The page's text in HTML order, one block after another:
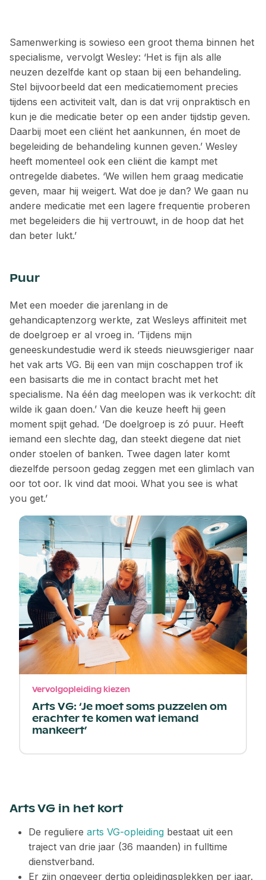
Samenwerking is sowieso een groot thema ­binnen het
specialisme, vervolgt Wesley: ‘Het is fijn als alle
neuzen dezelfde kant op staan bij een behandeling.
Stel bijvoorbeeld dat een medicatie­moment precies
tijdens een activiteit valt, dan is dat vrij onpraktisch en
kun je die medicatie beter op een ander tijdstip geven.
Daarbij moet een cliënt het aankunnen, én moet de
begeleiding de behandeling kunnen geven.’ Wesley
heeft momenteel ook een cliënt die kampt met
ontregelde diabetes. ‘We willen hem graag medicatie
geven, maar hij weigert. Wat doe je dan? We gaan nu
andere medicatie met een lagere frequentie proberen
met ­begeleiders die hij vertrouwt, in de hoop dat het
dan beter lukt.’
Puur
Met een moeder die jarenlang in de
gehandicaptenzorg werkte, zat Wesleys affiniteit met
de doelgroep er al vroeg in. ‘Tijdens mijn
geneeskundestudie werd ik steeds nieuws­gieriger naar
het vak arts VG. Bij een van mijn coschappen trof ik
een basisarts die me in contact bracht met het
specialisme. Na één dag meelopen was ik verkocht: dít
wilde ik gaan doen.’ Van die keuze heeft hij geen
moment spijt gehad. ‘De doelgroep is zó puur. Heeft
iemand een slechte dag, dan steekt ­diegene dat niet
onder stoelen of banken. Twee dagen later komt
diezelfde persoon gedag zeggen met een glimlach van
oor tot oor. Ik vind dat mooi. What you see is what
you get.’
Vervolgopleiding kiezen
Arts VG: ‘Je moet soms puzzelen om
erachter te komen wat iemand
mankeert’
Arts VG in het kort
De reguliere arts VG-opleiding bestaat uit een
traject van drie jaar (36 maanden) in fulltime
dienstverband.
Er zijn ongeveer dertig opleidingsplekken per jaar.